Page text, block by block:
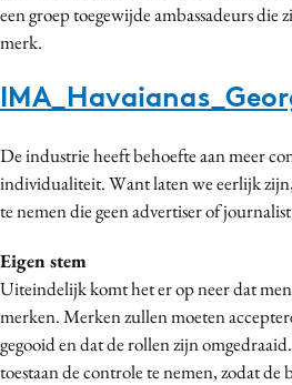
een groep toegewijde ambassadeurs
merk.
De industrie heeft behoefte aan meer
individualiteit. Want laten we eerlijk
te nemen die geen advertiser of
Eigen stem
Uiteindelijk komt het er op neer dat
merken. Merken zullen moeten
gegooid en dat de rollen zijn
toestaan de controle te nemen, zodat